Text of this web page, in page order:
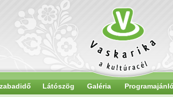
Látószög Galéria Programajánló